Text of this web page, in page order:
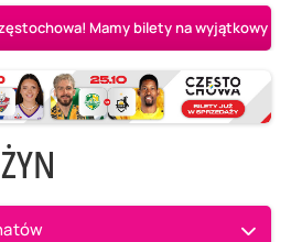
Mamy bilety na wyjątkowy